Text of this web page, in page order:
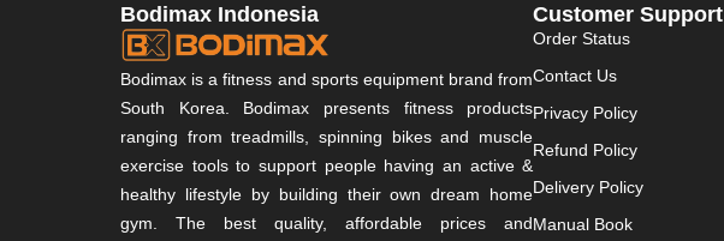
Bodimax Indonesia
Bodimax is a fitness and sports equipment brand from
South Korea. Bodimax presents fitness products
ranging from treadmills, spinning bikes and muscle
exercise tools to support people having an active &
healthy lifestyle by building their own dream home
gym. The best quality, affordable prices and
Customer Support
Order Status
Contact Us
Privacy Policy
Refund Policy
Delivery Policy
Manual Book